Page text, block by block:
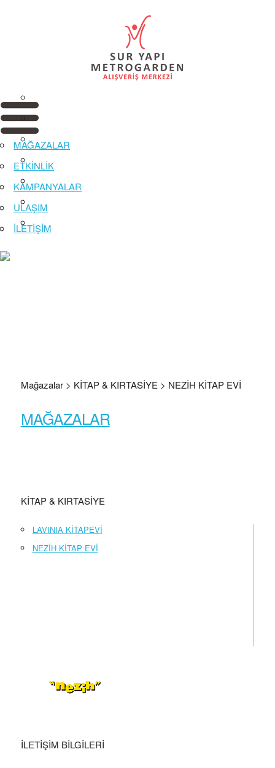
MAĞAZALAR
ETKİNLİK
KAMPANYALAR
ULAŞIM
İLETİŞİM
Mağazalar > KİTAP & KIRTASİYE > NEZİH KİTAP EVİ
MAĞAZALAR
KİTAP & KIRTASİYE
LAVINIA KİTAPEVİ
NEZİH KİTAP EVİ
İLETİŞİM BİLGİLERİ